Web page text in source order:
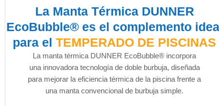
La Manta Térmica DUNNER
EcoBubble® es el complemento
para el TEMPERADO DE PISCINAS
La manta térmica DUNNER EcoBubble® incorpora
una innovadora tecnología de doble burbuja, diseñada
para mejorar la eficiencia térmica de la piscina frente a
una manta convencional de burbuja simple.